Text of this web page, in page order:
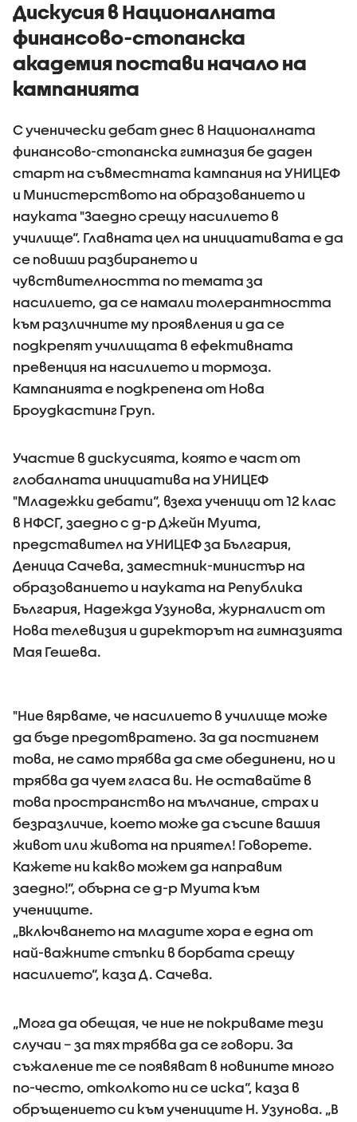
Дискусия в Националната
финансово-стопанска
академия постави начало на
кампанията
С ученически дебат днес в Националната
финансово-стопанска гимназия бе даден
старт на съвместната кампания на УНИЦЕФ
и Министерството на образованието и
науката "Заедно срещу насилието в
училище“. Главната цел на инициативата е да
се повиши разбирането и
чувствителността по темата за
насилието, да се намали толерантността
към различните му проявления и да се
подкрепят училищата в ефективната
превенция на насилието и тормоза.
Кампанията е подкрепена от Нова
Броудкастинг Груп.
Участие в дискусията, която е част от
глобалната инициатива на УНИЦЕФ
"Младежки дебати“, взеха ученици от 12 клас
в НФСГ, заедно с д-р Джейн Муита,
представител на УНИЦЕФ за България,
Деница Сачева, заместник-министър на
образованието и науката на Република
България, Надежда Узунова, журналист от
Нова телевизия и директорът на гимназията
Мая Гешева.
"Ние вярваме, че насилието в училище може
да бъде предотвратено. За да постигнем
това, не само трябва да сме обединени, но и
трябва да чуем гласа ви. Не оставайте в
това пространство на мълчание, страх и
безразличие, което може да съсипе вашия
живот или живота на приятел! Говорете.
Кажете ни какво можем да направим
заедно!“, обърна се д-р Муита към
учениците.
„Включването на младите хора е една от
най-важните стъпки в борбата срещу
насилието“, каза Д. Сачева.
„Мога да обещая, че ние не покриваме тези
случаи – за тях трябва да се говори. За
съжаление те се появяват в новините много
по-често, отколкото ни се иска“, каза в
обръщението си към учениците Н. Узунова. „В